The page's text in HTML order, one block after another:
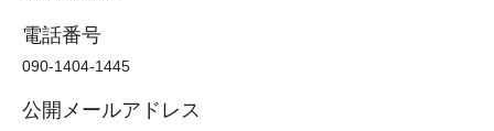
電話番号
090-1404-1445
公開メールアドレス